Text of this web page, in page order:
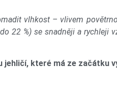
vlhkost – vlivem
22 %) se snadněji a rychleji
jehličí, které má ze začátku